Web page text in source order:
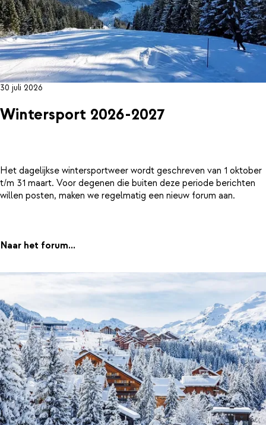
30 juli 2026
Wintersport 2026-2027
Het dagelijkse wintersportweer wordt geschreven van 1 oktober
t/m 31 maart. Voor degenen die buiten deze periode berichten
willen posten, maken we regelmatig een nieuw forum aan.
Naar het forum...